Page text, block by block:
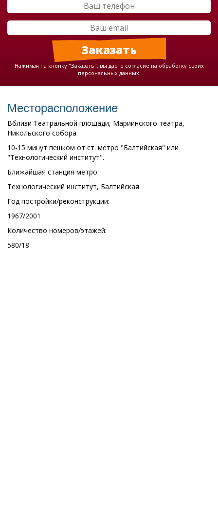
Нажимая на кнопку "Заказать", вы даете согласие на обработку своих
персональных данных.
Месторасположение
Вблизи Театральной площади, Мариинского театра,
Никольского собора.
10-15 минут пешком от ст. метро "Балтийская" или
"Технологический институт".
Ближайшая станция метро:
Технологический институт, Балтийская
Год постройки/реконструкции:
1967/2001
Количество номеров/этажей:
580/18